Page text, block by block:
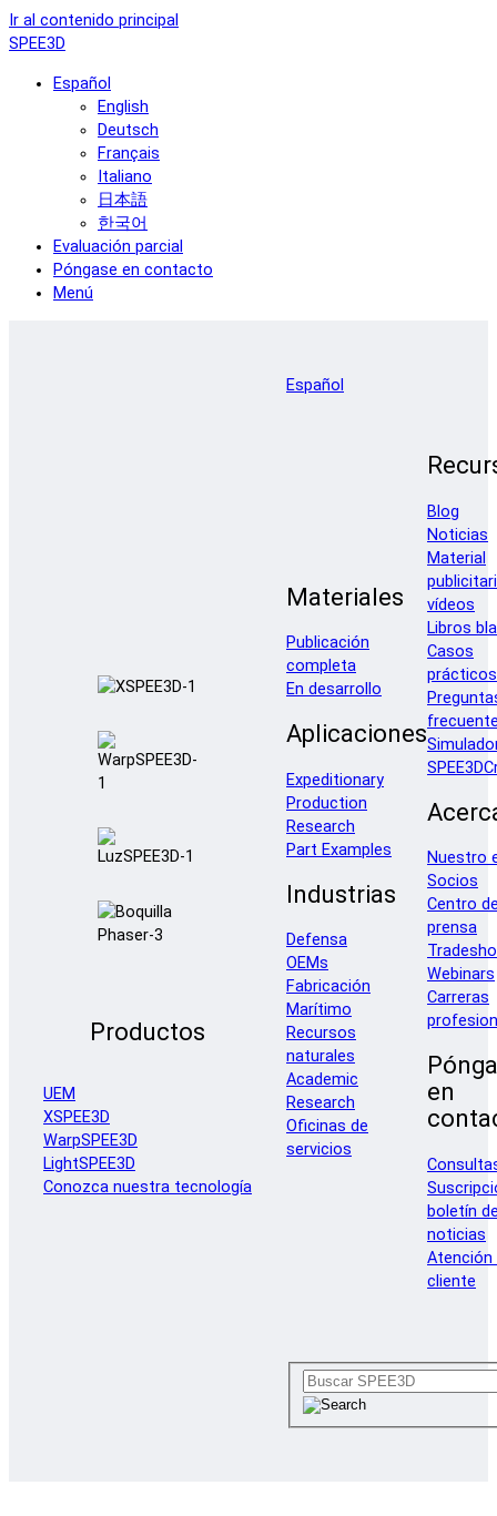
Ir al contenido principal
SPEE3D
Español
English
Deutsch
Français
Italiano
日本語
한국어
Evaluación parcial
Póngase en contacto
Menú
Productos
UEM
XSPEE3D
WarpSPEE3D
LightSPEE3D
Conozca nuestra tecnología
Español
Materiales
Publicación
completa
En desarrollo
Aplicaciones
Expeditionary
Production
Research
Part Examples
Industrias
Defensa
OEMs
Fabricación
Marítimo
Recursos
naturales
Academic
Research
Oficinas de
servicios
Blog
Noticias
Material
vídeos
Libros
Casos
prácticos
Nuestro
Socios
Centro
prensa
Webinars
Carreras
en
boletín
noticias
Atención
cliente